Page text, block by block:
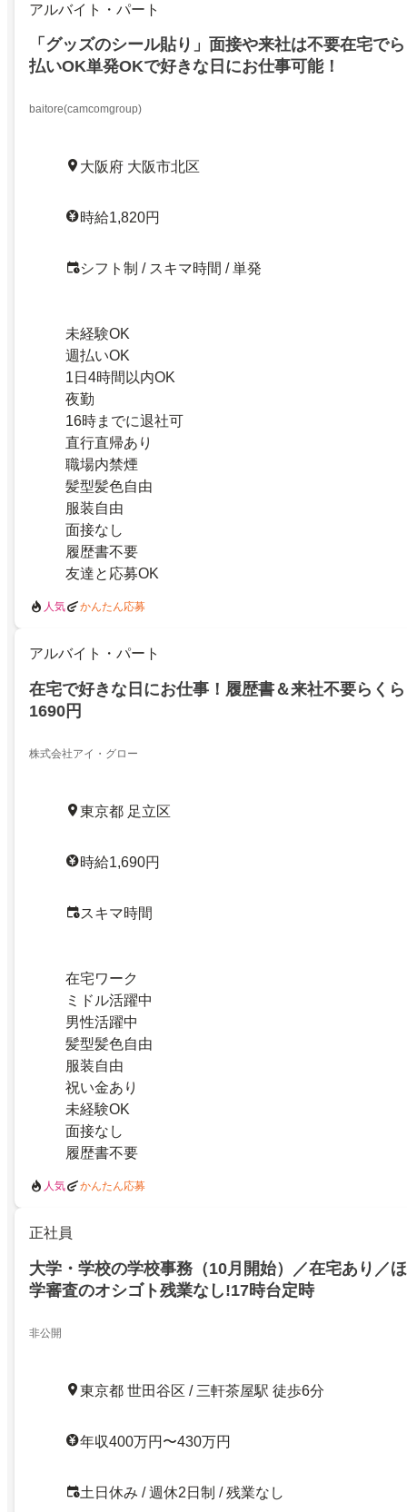
アルバイト・パート
「グッズのシール貼り」面接や来社は不要在宅で
払いOK単発OKで好きな日にお仕事可能！
baitore(camcomgroup)
大阪府 大阪市北区
時給1,820円
シフト制 / スキマ時間 / 単発
未経験OK
週払いOK
1日4時間以内OK
夜勤
16時までに退社可
直行直帰あり
職場内禁煙
髪型髪色自由
服装自由
面接なし
履歴書不要
友達と応募OK
人気 かんたん応募
アルバイト・パート
在宅で好きな日にお仕事！履歴書＆来社不要らく
1690円
株式会社アイ・グロー
東京都 足立区
時給1,690円
スキマ時間
在宅ワーク
ミドル活躍中
男性活躍中
髪型髪色自由
服装自由
祝い金あり
未経験OK
面接なし
履歴書不要
人気 かんたん応募
正社員
大学・学校の学校事務（10月開始）／在宅あり／
学審査のオシゴト残業なし!17時台定時
非公開
東京都 世田谷区 / 三軒茶屋駅 徒歩6分
年収400万円〜430万円
土日休み / 週休2日制 / 残業なし